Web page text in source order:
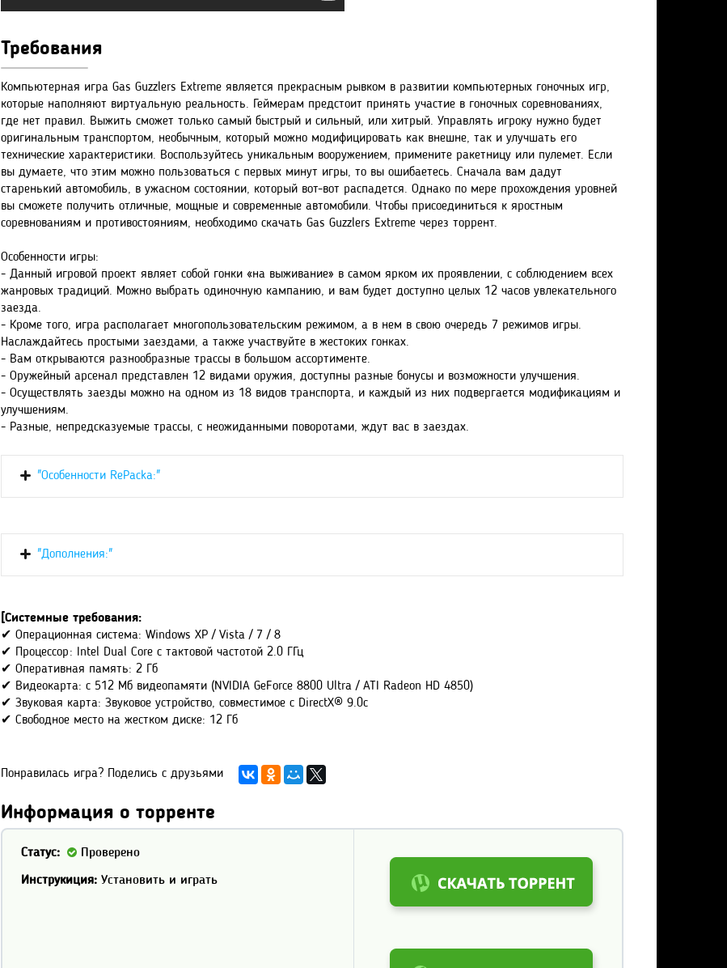
Требования
Компьютерная игра Gas Guzzlers Extreme является прекрасным рывком в развитии компьютерных гоночных игр,
которые наполняют виртуальную реальность. Геймерам предстоит принять участие в гоночных соревнованиях,
где нет правил. Выжить сможет только самый быстрый и сильный, или хитрый. Управлять игроку нужно будет
оригинальным транспортом, необычным, который можно модифицировать как внешне, так и улучшать его
технические характеристики. Воспользуйтесь уникальным вооружением, примените ракетницу или пулемет. Если
вы думаете, что этим можно пользоваться с первых минут игры, то вы ошибаетесь. Сначала вам дадут
старенький автомобиль, в ужасном состоянии, который вот-вот распадется. Однако по мере прохождения уровней
вы сможете получить отличные, мощные и современные автомобили. Чтобы присоединиться к яростным
соревнованиям и противостояниям, необходимо скачать Gas Guzzlers Extreme через торрент.
Особенности игры:
- Данный игровой проект являет собой гонки «на выживание» в самом ярком их проявлении, с соблюдением всех
жанровых традиций. Можно выбрать одиночную кампанию, и вам будет доступно целых 12 часов увлекательного
заезда.
- Кроме того, игра располагает многопользовательским режимом, а в нем в свою очередь 7 режимов игры.
Наслаждайтесь простыми заездами, а также участвуйте в жестоких гонках.
- Вам открываются разнообразные трассы в большом ассортименте.
- Оружейный арсенал представлен 12 видами оружия, доступны разные бонусы и возможности улучшения.
- Осуществлять заезды можно на одном из 18 видов транспорта, и каждый из них подвергается модификациям и
улучшениям.
- Разные, непредсказуемые трассы, с неожиданными поворотами, ждут вас в заездах.
"Особенности RePacka:"
"Дополнения:"
[Системные требования:
✔ Операционная система: Windows XP / Vista / 7 / 8
✔ Процессор: Intel Dual Core с тактовой частотой 2.0 ГГц
✔ Оперативная память: 2 Гб
✔ Видеокарта: с 512 Mб видеопамяти (NVIDIA GeForce 8800 Ultra / ATI Radeon HD 4850)
✔ Звуковая карта: Звуковое устройство, совместимое с DirectX® 9.0с
✔ Свободное место на жестком диске: 12 Гб
Понравилась игра? Поделись с друзьями
Информация о торренте
Статус: Проверено
Инструкиция: Установить и играть